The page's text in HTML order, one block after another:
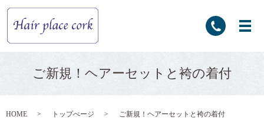
ご新規！ヘアーセットと袴の着付
HOME トップぺージ ご新規！ヘアーセットと袴の着付